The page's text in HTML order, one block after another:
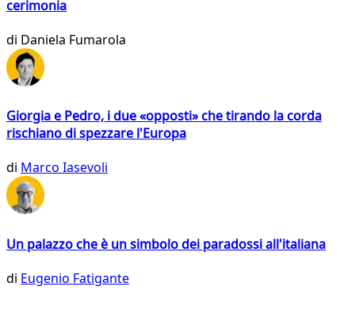
cerimonia
di Daniela Fumarola
Giorgia e Pedro, i due «opposti» che tirando la corda
rischiano di spezzare l'Europa
di Marco Iasevoli
Un palazzo che è un simbolo dei paradossi all'italiana
di Eugenio Fatigante